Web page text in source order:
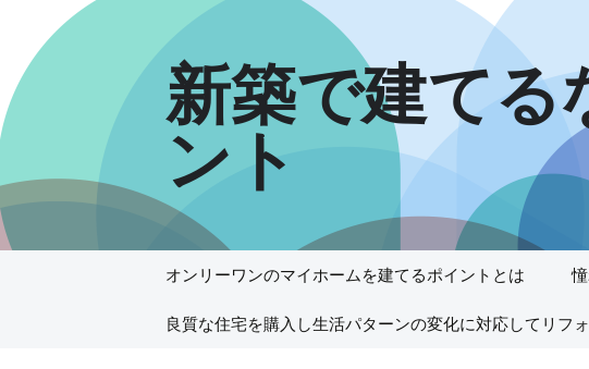
新築で建てる
ント
オンリーワンのマイホームを建てるポイントとは
良質な住宅を購入し生活パターンの変化に対応してリフ